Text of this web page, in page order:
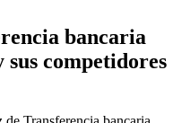
bancaria
competidores